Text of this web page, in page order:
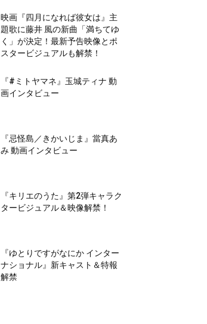
映画『四月になれば彼女は』主
題歌に藤井 風の新曲「満ちてゆ
く」が決定！最新予告映像とポ
スタービジュアルも解禁！
『#ミトヤマネ』玉城ティナ 動
画インタビュー
『忌怪島／きかいじま』當真あ
み 動画インタビュー
『キリエのうた』第2弾キャラク
タービジュアル＆映像解禁！
『ゆとりですがなにか インター
ナショナル』新キャスト＆特報
解禁